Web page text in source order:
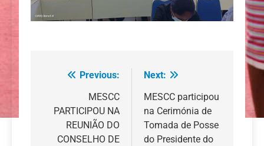
Navegação
artigos
Previous:
MESCC
PARTICIPOU NA
REUNIÃO DO
CONSELHO DE
Next:
MESCC participou
na Cerimónia de
Tomada de Posse
do Presidente do